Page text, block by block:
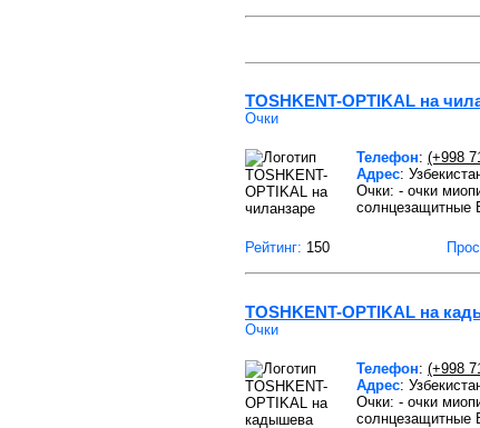
TOSHKENT-OPTIKAL на
Очки
Телефон: (+998
Адрес:
Очки: - очки
солнцезащитные
Рейтинг: 150
TOSHKENT-OPTIKAL на
Очки
Телефон: (+998
Адрес:
Очки: - очки
солнцезащитные